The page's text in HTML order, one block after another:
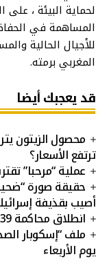
لحماية البيئة ،
المساهمة في الحفاظ
للأجيال الحالية
المغربي برمته.
قد يعجبك أيضا
ترتفع الأسعار؟
عملية “مرحبا” تقترب من 2.75
حقيقة صورة
أصيب بقذيفة
انطلاق محاكمة 39 متهما بعد شغب معبر بني أنصار
ملف “إسكوبار
يوم الأربعاء